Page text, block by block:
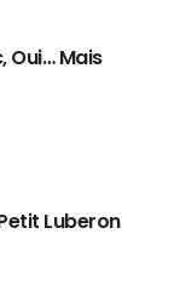
Oui… Mais
Luberon